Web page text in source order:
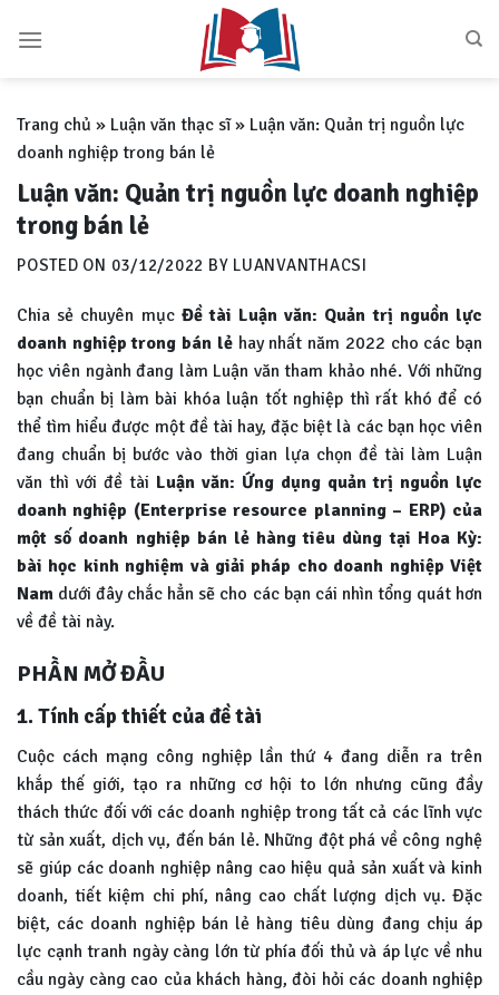
Trang chủ » Luận văn thạc sĩ» Luận văn: Quản trị nguồn lực
doanh nghiệp trong bán lẻ
Luận văn: Quản trị nguồn lực doanh nghiệp
trong bán lẻ
POSTED ON 03/12/2022 BY LUANVANTHACSI
Chia sẻ chuyên mụcĐề tài Luận văn: Quản trị nguồn lực
doanh nghiệp trong bán lẻ hay nhất năm 2022 cho các bạn
học viên ngành đang làm Luận văn tham khảo nhé. Với những
bạn chuẩn bị làm bài khóa luận tốt nghiệp thì rất khó để có
thể tìm hiểu được một đề tài hay, đặc biệt là các bạn học viên
đang chuẩn bị bước vào thời gian lựa chọn đề tài làm Luận
văn thì với đề tài Luận văn: Ứng dụng quản trị nguồn lực
doanh nghiệp (Enterprise resource planning – ERP) của
một số doanh nghiệp bán lẻ hàng tiêu dùng tại Hoa Kỳ:
bài học kinh nghiệm và giải pháp cho doanh nghiệp Việt
Nam dưới đây chắc hẳn sẽ cho các bạn cái nhìn tổng quát hơn
về đề tài này.
PHẦN MỞ ĐẦU
1. Tính cấp thiết của đề tài
Cuộc cách mạng công nghiệp lần thứ 4 đang diễn ra trên
khắp thế giới, tạo ra những cơ hội to lớn nhưng cũng đầy
thách thức đối với các doanh nghiệp trong tất cả các lĩnh vực
từ sản xuất, dịch vụ, đến bán lẻ. Những đột phá về công nghệ
sẽ giúp các doanh nghiệp nâng cao hiệu quả sản xuất và kinh
doanh, tiết kiệm chi phí, nâng cao chất lượng dịch vụ. Đặc
biệt, các doanh nghiệp bán lẻ hàng tiêu dùng đang chịu áp
lực cạnh tranh ngày càng lớn từ phía đối thủ và áp lực về nhu
cầu ngày càng cao của khách hàng, đòi hỏi các doanh nghiệp